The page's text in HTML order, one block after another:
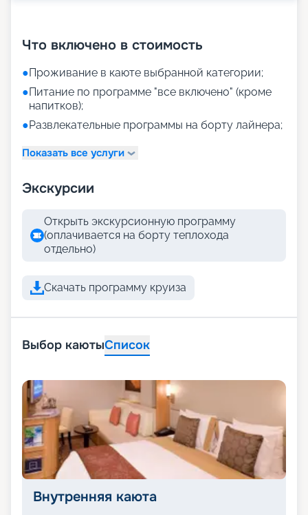
Что включено в стоимость
●Проживание в каюте выбранной категории;
●Питание по программе "все включено" (кроме
напитков);
●Развлекательные программы на борту лайнера;
Показать все услуги
Экскурсии
Открыть экскурсионную программу
(оплачивается на борту теплохода
отдельно)
Скачать программу круиза
Выбор каютыСписок
Внутренняя каюта